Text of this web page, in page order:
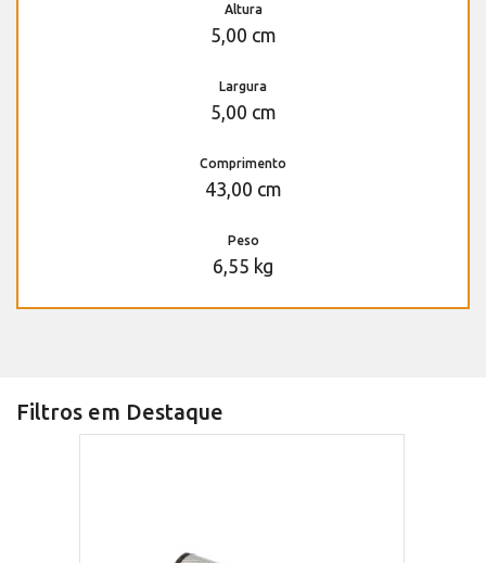
Altura
5,00 cm
Largura
5,00 cm
Comprimento
43,00 cm
Peso
6,55 kg
Filtros em Destaque